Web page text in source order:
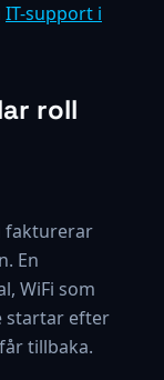
IT-support i
roll
fakturerar
En
WiFi som
startar efter
tillbaka.